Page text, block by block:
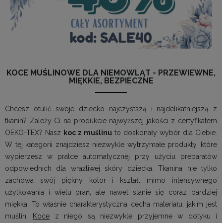
KOCE MUŚLINOWE DLA NIEMOWLĄT - PRZEWIEWNE,
MIĘKKIE, BEZPIECZNE
Chcesz otulić swoje dziecko najczystszą i najdelikatniejszą z
tkanin? Zależy Ci na produkcie najwyższej jakości z certyfikatem
OEKO-TEX? Nasz koc z muślinu to doskonały wybór dla Ciebie.
W tej kategorii znajdziesz niezwykle wytrzymałe produkty, które
wypierzesz w pralce automatycznej przy użyciu preparatów
odpowiednich dla wrażliwej skóry dziecka. Tkanina nie tylko
zachowa swój piękny kolor i kształt mimo intensywnego
użytkowania i wielu prań, ale nawet stanie się coraz bardziej
miękka. To właśnie charakterystyczna cecha materiału, jakim jest
muślin. Koce z niego są niezwykle przyjemne w dotyku i